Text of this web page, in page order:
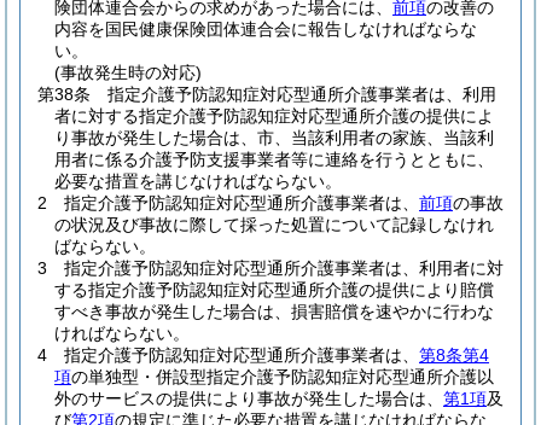
険団体連合会からの求めがあった場合には、 前項の改善の
内容を国民健康保険団体連合会に報告しなければならな
い。
(事故発生時の対応)
第38条
指定介護予防認知症対応型通所介護事業者は、利用
者に対する指定介護予防認知症対応型通所介護の提供によ
り事故が発生した場合は、市、当該利用者の家族、当該利
用者に係る介護予防支援事業者等に連絡を行うとともに、
必要な措置を講じなければならない。
2
指定介護予防認知症対応型通所介護事業者は、 前項の事故
の状況及び事故に際して採った処置について記録しなけれ
ばならない。
3
指定介護予防認知症対応型通所介護事業者は、利用者に対
する指定介護予防認知症対応型通所介護の提供により賠償
すべき事故が発生した場合は、損害賠償を速やかに行わな
ければならない。
4
指定介護予防認知症対応型通所介護事業者は、 第8条第4
項の単独型・併設型指定介護予防認知症対応型通所介護以
外のサービスの提供により事故が発生した場合は、 第1項及
び第2項の規定に準じた必要な措置を講じなければならな